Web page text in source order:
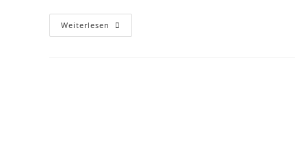
Weiterlesen